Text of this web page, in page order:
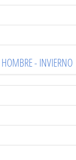
HOMBRE - INVIERNO